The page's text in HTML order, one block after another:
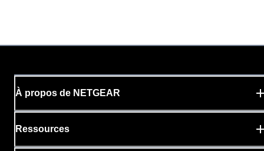
À propos de NETGEAR
Ressources